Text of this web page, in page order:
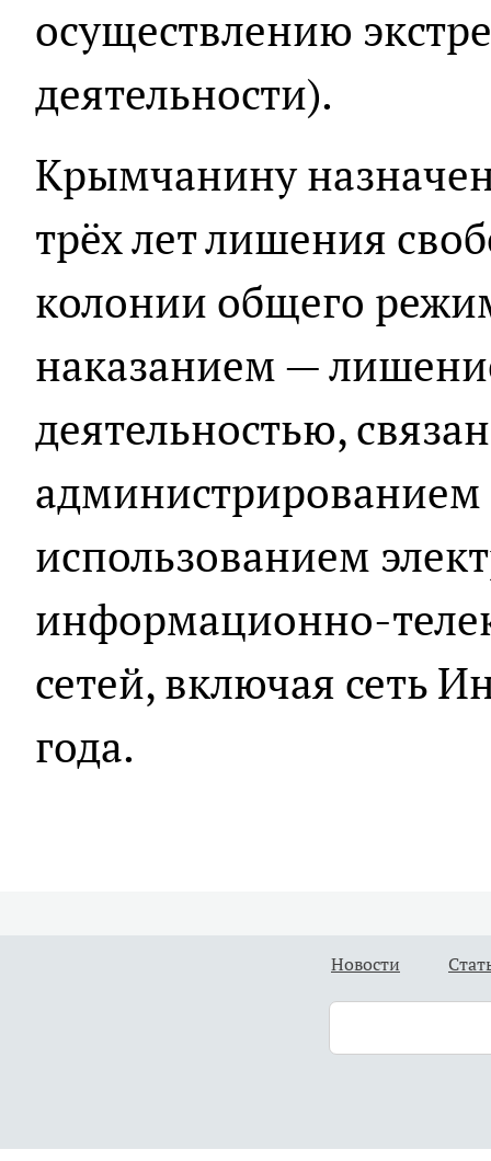
осуществлению
деятельности).
Крымчанину
трёх лет лишения
колонии общего
наказанием —
деятельностью,
администрированием
использованием
информационно-
сетей, включая сеть
года.
Новости